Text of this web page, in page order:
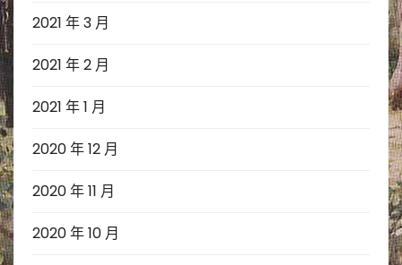
2021 年 3 月
2021 年 2 月
2021 年 1 月
2020 年 12 月
2020 年 11 月
2020 年 10 月